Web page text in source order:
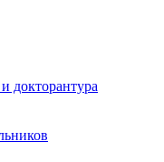
докторантура